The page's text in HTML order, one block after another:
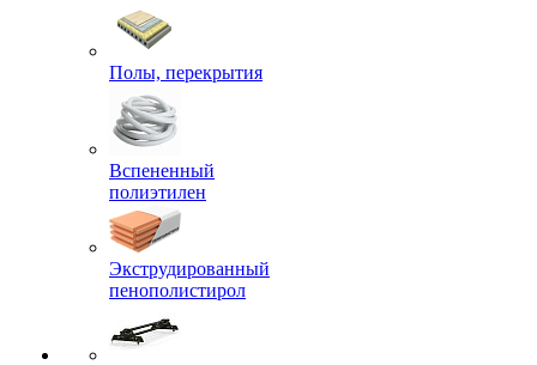
Полы, перекрытия
Вспененный
полиэтилен
Экструдированный
пенополистирол